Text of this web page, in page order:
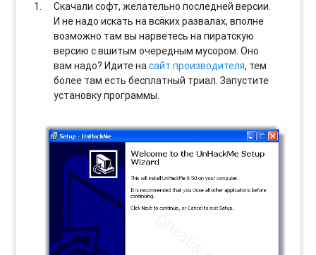
Скачали софт, желательно последней версии.
И не надо искать на всяких развалах, вполне
возможно там вы нарветесь на пиратскую
версию с вшитым очередным мусором. Оно
вам надо? Идите насайт производителя, тем
более там есть бесплатный триал. Запустите
установку программы.